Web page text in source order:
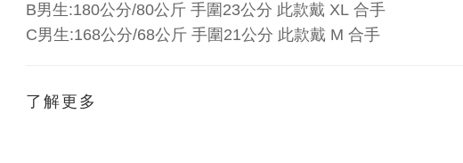
B男生:180公分/80公斤 手圍 23公分 此款戴XL 合手
C男生:168公分/68公斤 手圍 21公分 此款戴M 合手
了解更多